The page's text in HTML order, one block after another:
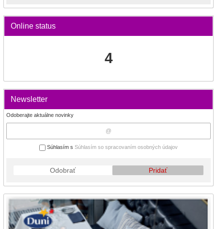
Online status
4
Newsletter
Odoberajte aktuálne novinky
Súhlasím s Súhlasím so spracovaním osobných údajov
Odobrať Pridať